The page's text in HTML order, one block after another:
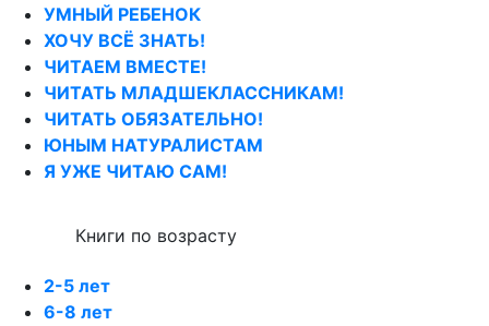
УМНЫЙ РЕБЕНОК
ХОЧУ ВСЁ ЗНАТЬ!
ЧИТАЕМ ВМЕСТЕ!
ЧИТАТЬ МЛАДШЕКЛАССНИКАМ!
ЧИТАТЬ ОБЯЗАТЕЛЬНО!
ЮНЫМ НАТУРАЛИСТАМ
Я УЖЕ ЧИТАЮ САМ!
Книги по возрасту
2-5 лет
6-8 лет